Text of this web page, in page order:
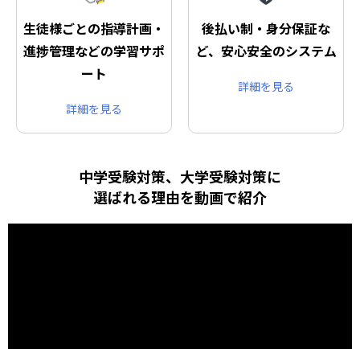
生徒様ごとの指導計画・
進捗管理などの学習サポ
ート
詳細を見る
後払い制・身分保証な
ど、安心安全のシステム
詳細を見る
中学受験対策、大学受験対策に
選ばれる理由を動画で紹介